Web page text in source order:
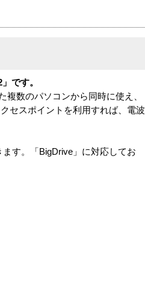
です。
数のパソコンから同時に使え、
セスポイントを利用すれば、電波
す。「BigDrive」に対応してお